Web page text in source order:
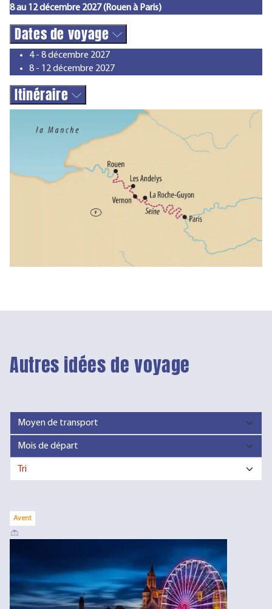
8 au 12 décembre 2027 (Rouen à Paris)
Dates de voyage
4 - 8 décembre 2027
8 - 12 décembre 2027
Itinéraire
Autres idées de voyage
Avent